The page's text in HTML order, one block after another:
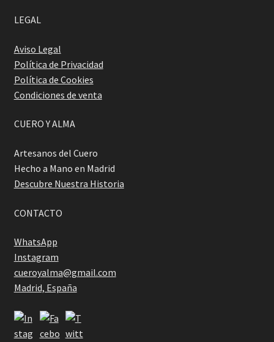
LEGAL
Aviso Legal
Política de Privacidad
Política de Cookies
Condiciones de venta
CUERO Y ALMA
Artesanos del Cuero
Hecho a Mano en Madrid
Descubre Nuestra Historia
CONTACTO
WhatsApp
Instagram
cueroyalma@gmail.com
Madrid, España